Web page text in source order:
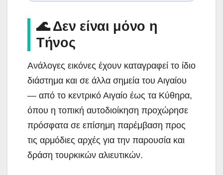
🌊 Δεν είναι μόνο η
Τήνος
Ανάλογες εικόνες έχουν καταγραφεί το ίδιο
διάστημα και σε άλλα σημεία του Αιγαίου
— από το κεντρικό Αιγαίο έως τα Κύθηρα,
όπου η τοπική αυτοδιοίκηση προχώρησε
πρόσφατα σε επίσημη παρέμβαση προς
τις αρμόδιες αρχές για την παρουσία και
δράση τουρκικών αλιευτικών.